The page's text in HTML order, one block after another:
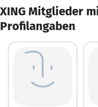
XING Mitglieder
Profilangaben